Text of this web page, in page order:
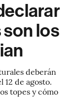
los
deberán
de agosto.
topes y cómo